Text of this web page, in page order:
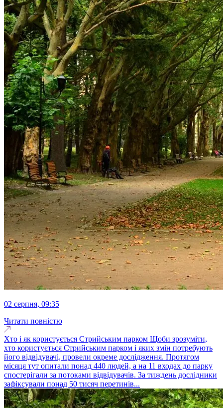
02 серпня, 09:35
Читати повністю
Хто і як користується Стрийським парком Щоби зрозуміти,
хто користується Стрийським парком і яких змін потребують
його відвідувачі, провели окреме дослідження. Протягом
місяця тут опитали понад 440 людей, а на 11 входах до парку
спостерігали за потоками відвідувачів. За тиждень дослідники
зафіксували понад 50 тисяч перетинів...